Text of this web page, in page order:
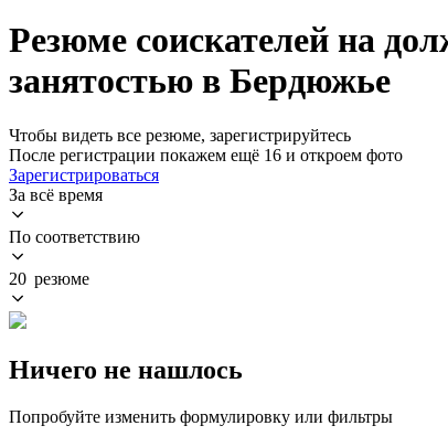
Резюме соискателей на
занятостью в Бердюжье
Чтобы видеть все резюме, зарегистрируйтесь
После регистрации покажем ещё 16 и откроем фото
Зарегистрироваться
За всё время
По соответствию
20 резюме
Ничего не нашлось
Попробуйте изменить формулировку или фильтры